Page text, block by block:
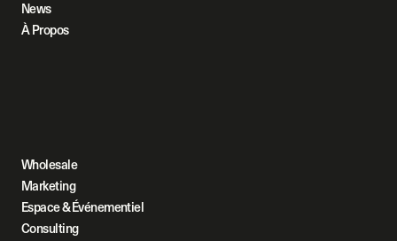
News
À Propos
Wholesale
Marketing
Espace & Événementiel
Consulting